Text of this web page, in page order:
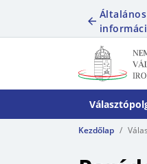
Általános
Kezdőlap